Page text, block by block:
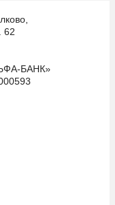
62
БАНК»